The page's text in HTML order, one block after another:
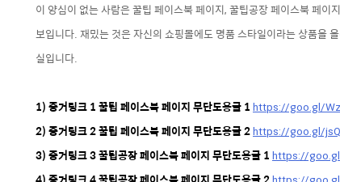
이 양심이 없는 사람은 꿀팁 페이스북 페이지, 꿀팁공장 페이스북 페
보입니다. 재밌는 것은 자신의 쇼핑몰에도 명품 스타일이라는 상품을
실입니다.
1) 증거링크 1 꿀팁 페이스북 페이지 무단도용글 1 https://goo.gl/
2) 증거링크 2 꿀팁 페이스북 페이지 무단도용글 2 https://goo.gl/
3) 증거링크 3 꿀팁공장 페이스북 페이지 무단도용글 1 https://